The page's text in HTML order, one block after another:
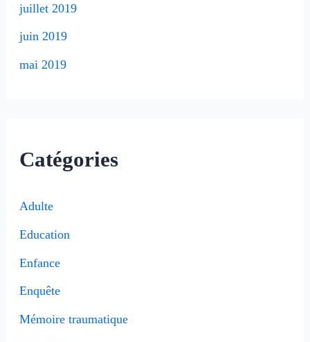
juillet 2019
juin 2019
mai 2019
Catégories
Adulte
Education
Enfance
Enquête
Mémoire traumatique